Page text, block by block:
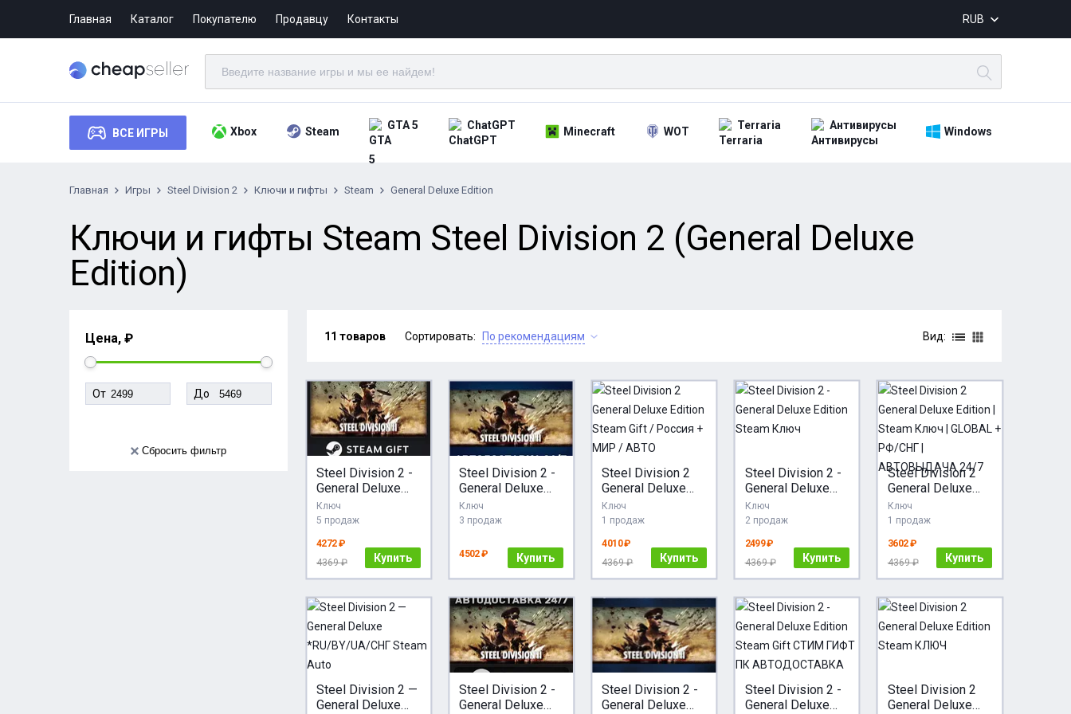
Главная Каталог Покупателю Продавцу Контакты RUB
ВСЕ ИГРЫ Xbox Steam GTA 5 ChatGPT Minecraft WOT Terraria Антивирусы Windows
Главная Игры Steel Division 2 Ключи и гифты Steam General Deluxe Edition
Ключи и гифты Steam Steel Division 2 (General Deluxe
Edition)
Цена, ₽
От До
Сбросить фильтр
11 товаров Сортировать: По рекомендациям Вид:
Steel Division 2 -
General Deluxe
Edition STEAM
GIFT AUTO
Ключ
5 продаж
4272 ₽
4369 ₽
Купить
Steel Division 2 -
General Deluxe
Edition Steam RU
Ключ
3 продаж
4502 ₽ Купить
Steel Division 2
General Deluxe
Edition Steam Gift
/ Россия + МИР /
Ключ
1 продаж
4010 ₽
4369 ₽
Купить
Steel Division 2 -
General Deluxe
Edition Steam
Ключ
Ключ
2 продаж
2499 ₽
4369 ₽
Купить
Steel Division 2
General Deluxe
Edition | Steam
Ключ | GLOBAL +
АВТОВЫДАЧА
24/7
Ключ
1 продаж
3602 ₽
4369 ₽
Купить
Steel Division 2 —
General Deluxe
Steel Division 2 -
General Deluxe
Steel Division 2 -
General Deluxe
Steel Division 2 -
General Deluxe
Steel Division 2
General Deluxe